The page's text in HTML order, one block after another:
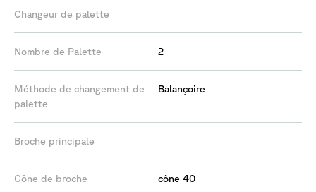
Changeur de palette
Nombre de Palette 2
Méthode de changement de
palette
Balançoire
Broche principale
Cône de broche cône 40